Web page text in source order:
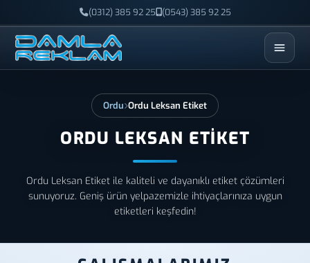
(0312) 385 92 25 (0543) 385 92 25
ESC
Ordu Ordu Leksan Etiket
ORDU LEKSAN ETIKET
Ordu Leksan Etiket ile kaliteli ve dayanıklı etiket çözümleri
sunuyoruz. Geniş ürün yelpazemizle ihtiyaçlarınıza uygun
etiketleri keşfedin!